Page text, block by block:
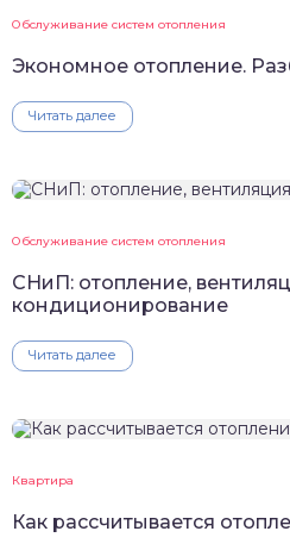
Обслуживание систем отопления
Экономное отопление.
Читать далее
Обслуживание систем отопления
СНиП: отопление,
кондиционирование
Читать далее
Квартира
Как рассчитывается